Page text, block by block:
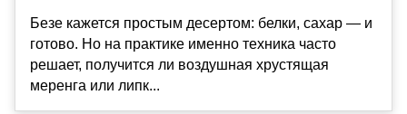
Безе кажется простым десертом: белки, сахар — и
готово. Но на практике именно техника часто
решает, получится ли воздушная хрустящая
меренга или липк...